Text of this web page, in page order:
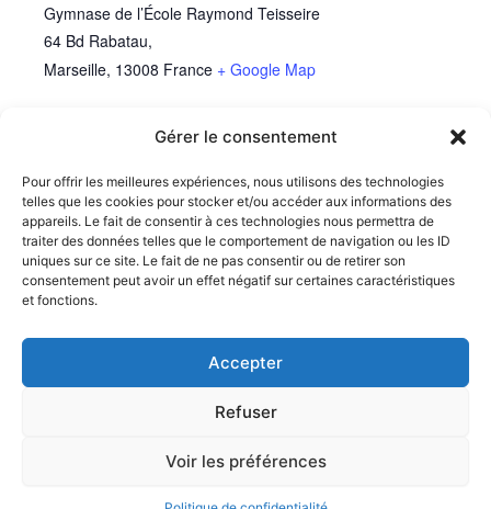
Gérer le consentement
Pour offrir les meilleures expériences, nous utilisons des technologies
telles que les cookies pour stocker et/ou accéder aux informations des
appareils. Le fait de consentir à ces technologies nous permettra de
traiter des données telles que le comportement de navigation ou les ID
uniques sur ce site. Le fait de ne pas consentir ou de retirer son
consentement peut avoir un effet négatif sur certaines caractéristiques
et fonctions.
Accepter
Refuser
Voir les préférences
Gymnase de l’École Raymond Teisseire
64 Bd Rabatau,
Marseille, 13008 France + Google Map
Politique de confidentialité-
Copyright © 2026 South Nation Cheerleading Marseille